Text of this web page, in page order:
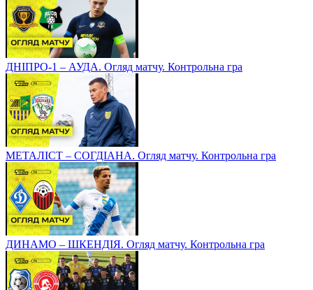
ДНІПРО-1 – АУДА. Огляд матчу. Контрольна гра
МЕТАЛІСТ – СОГДІАНА. Огляд матчу. Контрольна гра
ДИНАМО – ШКЕНДІЯ. Огляд матчу. Контрольна гра